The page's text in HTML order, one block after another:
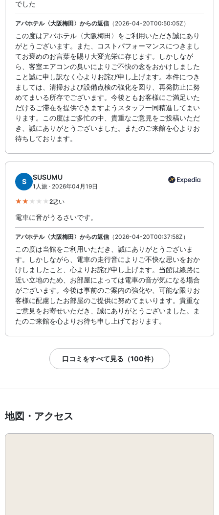
でした
アパホテル〈大阪梅田〉からの返信（2026-04-20T00:50:05Z）
この度はアパホテル〈大阪梅田〉をご利用いただき誠にあり
がとうございます。また、コストパフォーマンスにつきまし
てお褒めのお言葉を賜り大変光栄に存じます。しかしなが
ら、客室エアコンの臭いによりご不快の念をおかけしました
こと誠に申し訳なく心よりお詫び申し上げます。本件につき
ましては、清掃および設備点検の強化を図り、再発防止に努
めてまいる所存でございます。今後ともお客様にご満足いた
だけるご滞在を提供できますようスタッフ一同精進してまい
ります。この度はご多忙の中、貴重なご意見をご投稿いただ
き、誠にありがとうございました。またのご来館を心よりお
待ちしております。
S
SUSUMU
1人旅 · 2026年04月19日
2悪い
電車に音がうるさいです。
アパホテル〈大阪梅田〉からの返信（2026-04-20T00:37:58Z）
この度は当館をご利用いただき、誠にありがとうございま
す。しかしながら、電車の走行音によりご不快な思いをおか
けしましたこと、心よりお詫び申し上げます。当館は線路に
近い立地のため、お部屋によっては電車の音が気になる場合
がございます。今後は事前のご案内の強化や、可能な限りお
客様に配慮したお部屋のご提供に努めてまいります。貴重な
ご意見をお寄せいただき、誠にありがとうございました。ま
たのご来館を心よりお待ち申し上げております。
口コミをすべて見る（100件）
地図・アクセス